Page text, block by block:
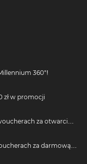
360°!
zł w promocji
za otwarcie
za darmową